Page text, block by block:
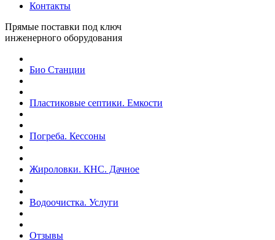
Контакты
Прямые поставки под ключ
инженерного оборудования
Био Станции
Пластиковые септики. Емкости
Погреба. Кессоны
Жироловки. КНС. Дачное
Водоочистка. Услуги
Отзывы